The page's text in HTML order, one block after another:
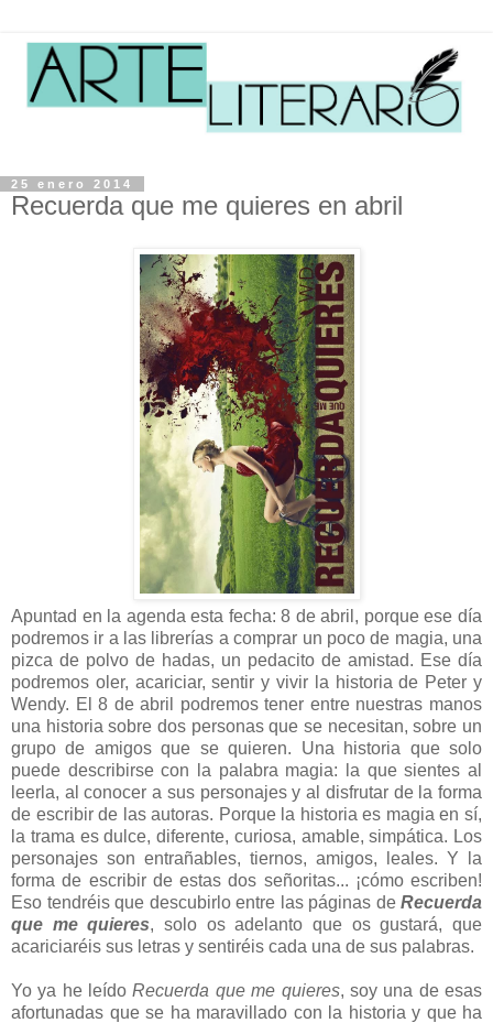
25 enero 2014
Recuerda que me quieres en abril
Apuntad en la agenda esta fecha: 8 de abril, porque ese día
podremos ir a las librerías a comprar un poco de magia, una
pizca de polvo de hadas, un pedacito de amistad. Ese día
podremos oler, acariciar, sentir y vivir la historia de Peter y
Wendy. El 8 de abril podremos tener entre nuestras manos
una historia sobre dos personas que se necesitan, sobre un
grupo de amigos que se quieren. Una historia que solo
puede describirse con la palabra magia: la que sientes al
leerla, al conocer a sus personajes y al disfrutar de la forma
de escribir de las autoras. Porque la historia es magia en sí,
la trama es dulce, diferente, curiosa, amable, simpática. Los
personajes son entrañables, tiernos, amigos, leales. Y la
forma de escribir de estas dos señoritas... ¡cómo escriben!
Eso tendréis que descubirlo entre las páginas de Recuerda
que me quieres, solo os adelanto que os gustará, que
acariciaréis sus letras y sentiréis cada una de sus palabras.
Yo ya he leídoRecuerda que me quieres, soy una de esas
afortunadas que se ha maravillado con la historia y que ha